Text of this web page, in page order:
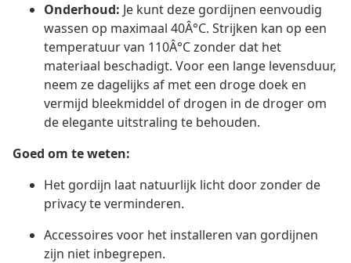
Onderhoud: Je kunt deze gordijnen eenvoudig
wassen op maximaal 40Â°C. Strijken kan op een
temperatuur van 110Â°C zonder dat het
materiaal beschadigt. Voor een lange levensduur,
neem ze dagelijks af met een droge doek en
vermijd bleekmiddel of drogen in de droger om
de elegante uitstraling te behouden.
Goed om te weten:
Het gordijn laat natuurlijk licht door zonder de
privacy te verminderen.
Accessoires voor het installeren van gordijnen
zijn niet inbegrepen.